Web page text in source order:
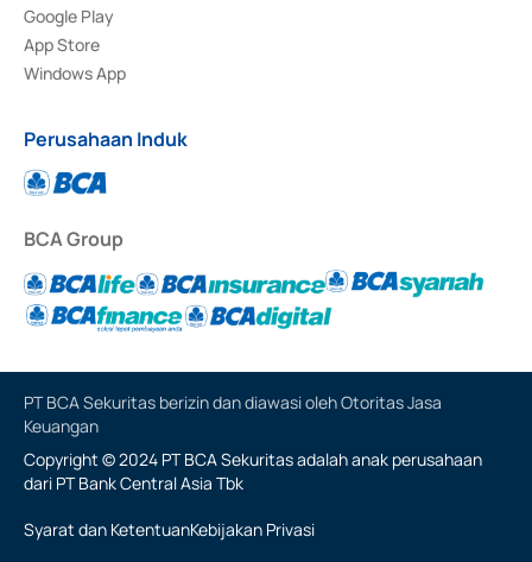
Google Play
App Store
Windows App
Perusahaan Induk
BCA Group
PT BCA Sekuritas berizin dan diawasi oleh Otoritas Jasa
Keuangan
Copyright © 2024 PT BCA Sekuritas adalah anak perusahaan
dari PT Bank Central Asia Tbk
Syarat dan KetentuanKebijakan Privasi